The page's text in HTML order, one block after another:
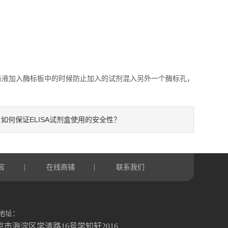
入酶标板中的时候防止加入的试剂混入另外一个酶标孔，
如何保证ELISA试剂盒使用的安全性？
在线商铺 联系我们
址：
市海淀区学清路16号学知轩2016